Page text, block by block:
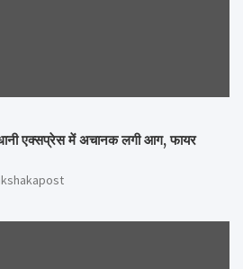
एक्सप्रेस में अचानक लगी आग, फायर